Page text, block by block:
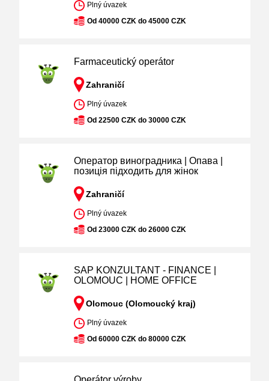
Plný úvazek
Od 40000 CZK do 45000 CZK
Farmaceutický operátor
Zahraničí
Plný úvazek
Od 22500 CZK do 30000 CZK
Оператор виноградника | Опава |
позиція підходить для жінок
Zahraničí
Plný úvazek
Od 23000 CZK do 26000 CZK
SAP KONZULTANT - FINANCE |
OLOMOUC | HOME OFFICE
Olomouc (Olomoucký kraj)
Plný úvazek
Od 60000 CZK do 80000 CZK